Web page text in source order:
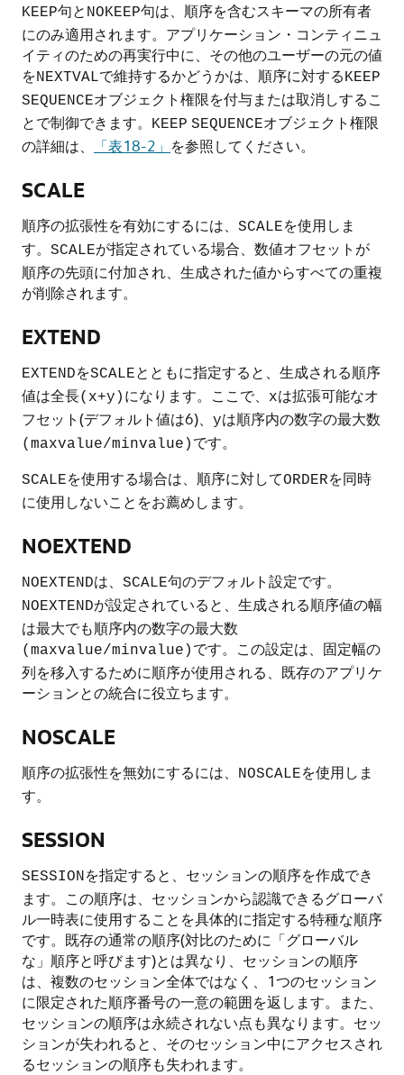
KEEP句と NOKEEP句は、順序を含むスキーマの所有者
にのみ適用されます。アプリケーション・コンティニュ
イティのための再実行中に、その他のユーザーの元の値
をNEXTVALで維持するかどうかは、順序に対するKEEP
SEQUENCEオブジェクト権限を付与または取消しするこ
とで制御できます。
KEEP SEQUENCEオブジェクト権限
の詳細は、
「表18-2」 を参照してください。
SCALE
順序の拡張性を有効にするには、 SCALEを使用しま
す。 SCALEが指定されている場合、数値オフセットが
順序の先頭に付加され、生成された値からすべての重複
が削除されます。
EXTEND
EXTENDをSCALEとともに指定すると、生成される順序
値は全長(x+y) になります。ここで、 xは拡張可能なオ
フセット(デフォルト値は6)、 yは順序内の数字の最大数
(maxvalue/minvalue) です。
SCALEを使用する場合は、順序に対してORDERを同時
に使用しないことをお薦めします。
NOEXTEND
NOEXTENDは、 SCALE句のデフォルト設定です。
NOEXTENDが設定されていると、生成される順序値の幅
は最大でも順序内の数字の最大数
(maxvalue/minvalue) です。この設定は、固定幅の
列を移入するために順序が使用される、既存のアプリケ
ーションとの統合に役立ちます。
NOSCALE
順序の拡張性を無効にするには、 NOSCALEを使用しま
す。
SESSION
SESSIONを指定すると、セッションの順序を作成でき
ます。この順序は、セッションから認識できるグローバ
ル一時表に使用することを具体的に指定する特種な順序
です。既存の通常の順序(対比のために「グローバル
な」順序と呼びます)とは異なり、セッションの順序
は、複数のセッション全体ではなく、1つのセッション
に限定された順序番号の一意の範囲を返します。また、
セッションの順序は永続されない点も異なります。セッ
ションが失われると、そのセッション中にアクセスされ
るセッションの順序も失われます。